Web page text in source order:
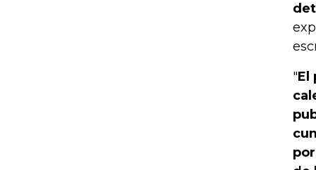
"El